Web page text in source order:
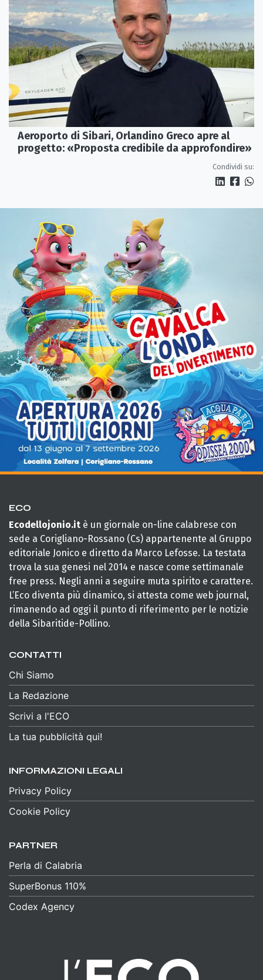
Aeroporto di Sibari, Orlandino Greco apre al
progetto: «Proposta credibile da approfondire»
Condividi su:
ECO
Ecodellojonio.it è un giornale on-line calabrese con
sede a Corigliano-Rossano (Cs) appartenente al Gruppo
editoriale Jonico e diretto da Marco Lefosse. La testata
trova la sua genesi nel 2014 e nasce come settimanale
free press. Negli anni a seguire muta spirito e carattere.
L’Eco diventa più dinamico, si attesta come web journal,
rimanendo ad oggi il punto di riferimento per le notizie
della Sibaritide-Pollino.
CONTATTI
Chi Siamo
La Redazione
Scrivi a l'ECO
La tua pubblicità qui!
INFORMAZIONI LEGALI
Privacy Policy
Cookie Policy
PARTNER
Perla di Calabria
SuperBonus 110%
Codex Agency